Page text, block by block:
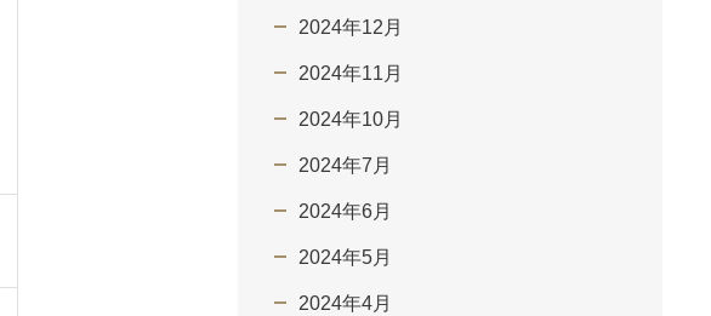
2024年12月
2024年11月
2024年10月
2024年7月
2024年6月
2024年5月
2024年4月